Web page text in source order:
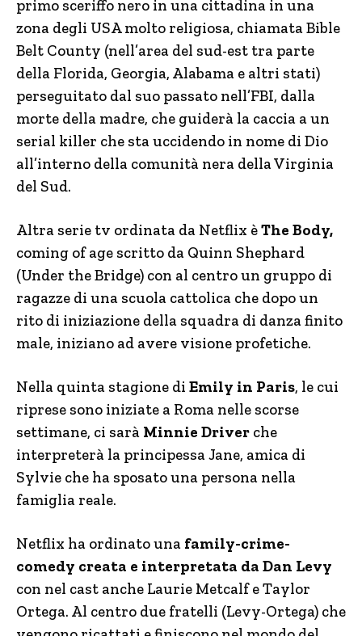
primo sceriffo nero in una cittadina in una
zona degli USA molto religiosa, chiamata Bible
Belt County (nell’area del sud-est tra parte
della Florida, Georgia, Alabama e altri stati)
perseguitato dal suo passato nell’FBI, dalla
morte della madre, che guiderà la caccia a un
serial killer che sta uccidendo in nome di Dio
all’interno della comunità nera della Virginia
del Sud.
Altra serie tv ordinata da Netflix èThe Body,
coming of age scritto da Quinn Shephard
(Under the Bridge) con al centro un gruppo di
ragazze di una scuola cattolica che dopo un
rito di iniziazione della squadra di danza finito
male, iniziano ad avere visione profetiche.
Nella quinta stagione di Emily in Paris, le cui
riprese sono iniziate a Roma nelle scorse
settimane, ci sarà Minnie Driver che
interpreterà la principessa Jane, amica di
Sylvie che ha sposato una persona nella
famiglia reale.
Netflix ha ordinato una family-crime-
comedy creata e interpretata da Dan Levy
con nel cast anche Laurie Metcalf e Taylor
Ortega. Al centro due fratelli (Levy-Ortega) che